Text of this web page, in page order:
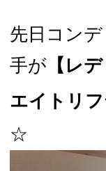
先日コン
手が 【レ
エイトリ
☆